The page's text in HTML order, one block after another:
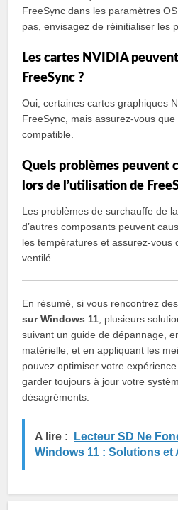
FreeSync dans les paramètres
pas, envisagez de réinitialiser les
Les cartes NVIDIA
FreeSync ?
Oui, certaines cartes graphiques
FreeSync, mais assurez-vous
compatible.
Quels problèmes peuvent
lors de l’utilisation de
Les problèmes de surchauffe de
d’autres composants peuvent
les températures et assurez-vous
ventilé.
En résumé, si vous rencontrez
sur Windows 11 , plusieurs
suivant un guide de dépannage,
matérielle, et en appliquant les
pouvez optimiser votre
garder toujours à jour votre
désagréments.
A lire :
Lecteur SD Ne
Windows 11 : Solutions et